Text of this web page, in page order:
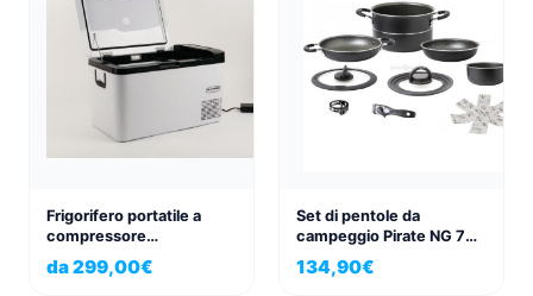
Frigorifero portatile a
compressore
STYLE'N'COOL – 26 l |
McCamping
da299,00€
Set di pentole da
campeggio Pirate NG 7+1
Ø 24
134,90€